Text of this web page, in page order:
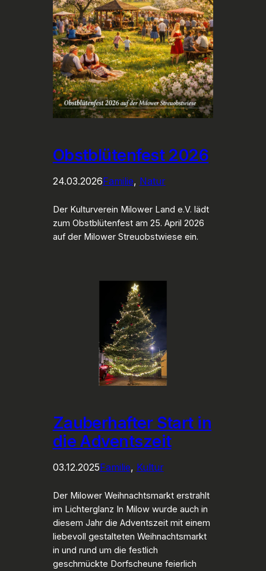
Obstblütenfest 2026
24.03.2026Familie, Natur
Der Kulturverein Milower Land e.V. lädt
zum Obstblütenfest am 25. April 2026
auf der Milower Streuobstwiese ein.
Zauberhafter Start in
die Adventszeit
03.12.2025Familie, Kultur
Der Milower Weihnachtsmarkt erstrahlt
im Lichterglanz In Milow wurde auch in
diesem Jahr die Adventszeit mit einem
liebevoll gestalteten Weihnachtsmarkt
in und rund um die festlich
geschmückte Dorfscheune feierlich